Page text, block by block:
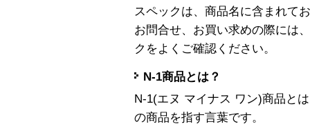
スペックは、商品名に含まれて
お問合せ、お買い求めの際には
クをよくご確認ください。
N-1商品とは？
N-1(エヌ マイナス ワン)商品と
の商品を指す言葉です。